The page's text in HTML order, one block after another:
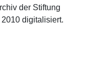
der Stiftung
digitalisiert.